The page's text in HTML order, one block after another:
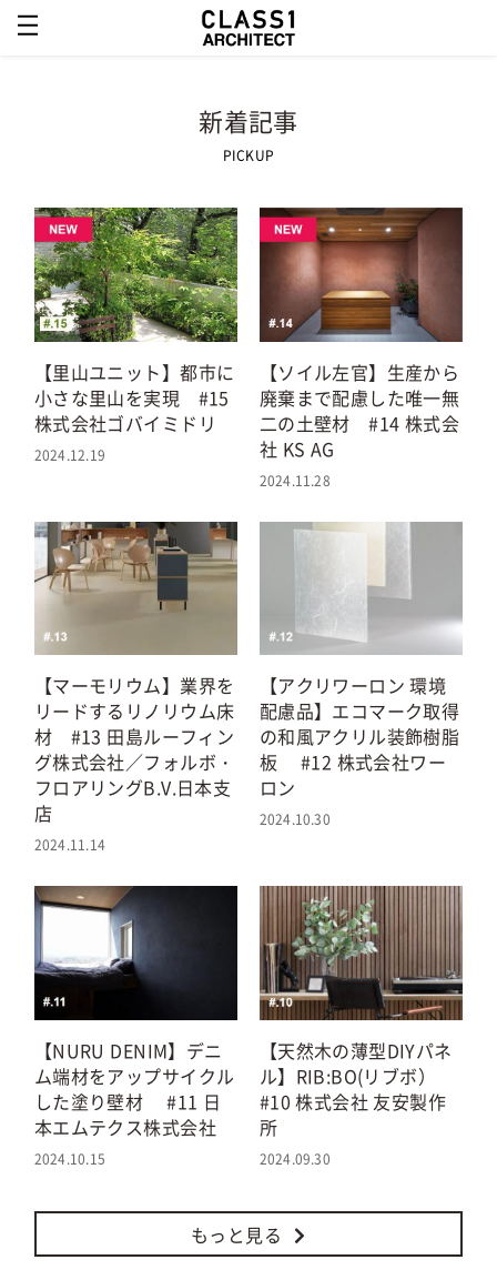
新着記事
PICKUP
【里山ユニット】都市に
小さな里山を実現 #15
株式会社ゴバイミドリ
2024.12.19
【ソイル左官】生産から
廃棄まで配慮した唯一無
二の土壁材 #14 株式会
社 KS AG
2024.11.28
【マーモリウム】業界を
リードするリノリウム床
材 #13 田島ルーフィン
グ株式会社／フォルボ・
フロアリングB.V.日本支
店
2024.11.14
【アクリワーロン 環境
配慮品】エコマーク取得
の和風アクリル装飾樹脂
板 #12 株式会社ワー
ロン
2024.10.30
【NURU DENIM】デニ
ム端材をアップサイクル
した塗り壁材 #11 日
本エムテクス株式会社
2024.10.15
【天然木の薄型DIYパネ
ル】RIB:BO(リブボ）
#10 株式会社 友安製作
所
2024.09.30
もっと見る